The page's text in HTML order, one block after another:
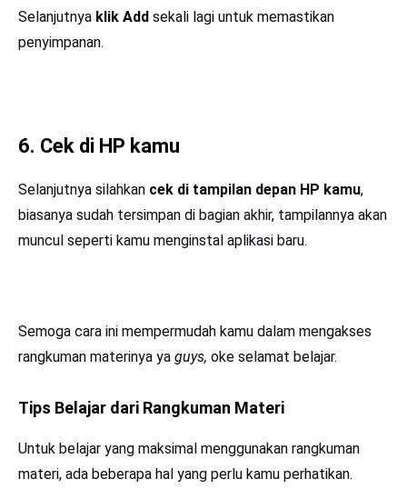
Selanjutnya klik Add sekali lagi untuk memastikan
penyimpanan.
6. Cek di HP kamu
Selanjutnya silahkan cek di tampilan depan HP kamu,
biasanya sudah tersimpan di bagian akhir, tampilannya akan
muncul seperti kamu menginstal aplikasi baru.
Semoga cara ini mempermudah kamu dalam mengakses
rangkuman materinya ya guys, oke selamat belajar.
Tips Belajar dari Rangkuman Materi
Untuk belajar yang maksimal menggunakan rangkuman
materi, ada beberapa hal yang perlu kamu perhatikan.